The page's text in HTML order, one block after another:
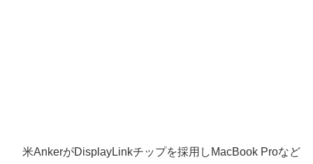
米AnkerがDisplayLinkチップを採用しMacBook Proなど